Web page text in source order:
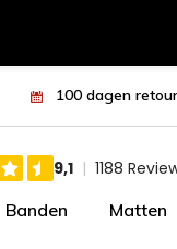
100 dagen
Banden Matten